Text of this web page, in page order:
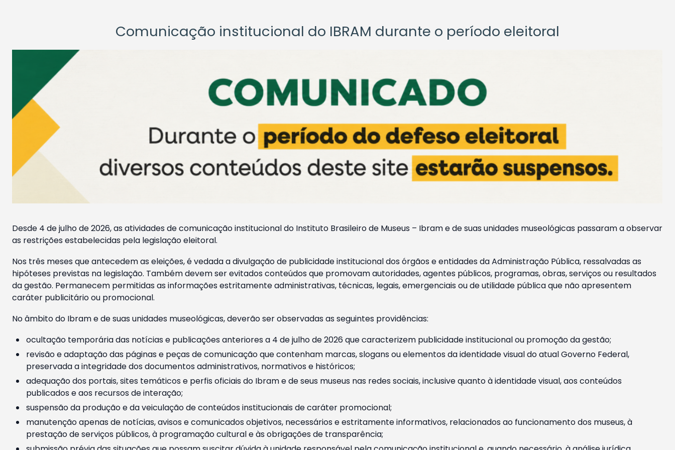
Comunicação institucional do IBRAM durante o período eleitoral
Desde 4 de julho de 2026, as atividades de comunicação institucional do Instituto Brasileiro de Museus – Ibram e de suas unidades museológicas passaram a observar
as restrições estabelecidas pela legislação eleitoral.
Nos três meses que antecedem as eleições, é vedada a divulgação de publicidade institucional dos órgãos e entidades da Administração Pública, ressalvadas as
hipóteses previstas na legislação. Também devem ser evitados conteúdos que promovam autoridades, agentes públicos, programas, obras, serviços ou resultados
da gestão. Permanecem permitidas as informações estritamente administrativas, técnicas, legais, emergenciais ou de utilidade pública que não apresentem
caráter publicitário ou promocional.
No âmbito do Ibram e de suas unidades museológicas, deverão ser observadas as seguintes providências:
ocultação temporária das notícias e publicações anteriores a 4 de julho de 2026 que caracterizem publicidade institucional ou promoção da gestão;
revisão e adaptação das páginas e peças de comunicação que contenham marcas, slogans ou elementos da identidade visual do atual Governo Federal,
preservada a integridade dos documentos administrativos, normativos e históricos;
adequação dos portais, sites temáticos e perfis oficiais do Ibram e de seus museus nas redes sociais, inclusive quanto à identidade visual, aos conteúdos
publicados e aos recursos de interação;
suspensão da produção e da veiculação de conteúdos institucionais de caráter promocional;
manutenção apenas de notícias, avisos e comunicados objetivos, necessários e estritamente informativos, relacionados ao funcionamento dos museus, à
prestação de serviços públicos, à programação cultural e às obrigações de transparência;